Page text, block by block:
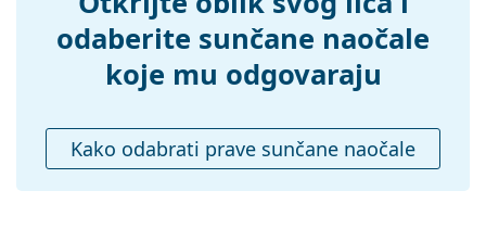
Kutijica:
Ne
Da
Ostalo
Spol:
Dječje
Kategorija:
Sunčane naočale
odaberite sunčane naočale
koje mu odgovaraju
Kako odabrati prave sunčane naočale